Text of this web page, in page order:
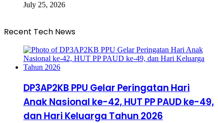
July 25, 2026
Recent Tech News
DP3AP2KB PPU Gelar Peringatan Hari
Anak Nasional ke-42, HUT PP PAUD ke-49,
dan Hari Keluarga Tahun 2026